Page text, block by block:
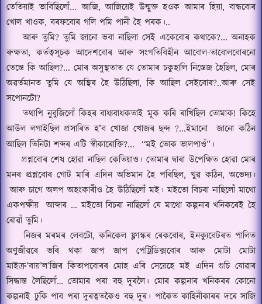
তেতিয়াই ভাবিছিলোঁ...আজি,আজিয়েই উন্মুক্ত হওক আমাৰ হিয়া,বান্ধবোৰ
খোল খাওক,বৰফবোৰ গলি পমি পানী হৈ পৰক।..
আৰু তুমি?তুমি জানো ভবা নাছিলা সেই একেবোৰ কথাকে?...অনাহক
ৰুক্ষতা,কর্তত্বসূচক আদেশবোৰ আৰু সংগতিবিহীন আবোল-তাবোলবোৰনো
তেন্তে কি আছিল?... মোৰ অসুস্থতাত যে তোমাৰ চকুহালি নিস্তেজ হৈছিল, মোৰ
অৱর্তমানত তুমি যে অস্থিৰ হৈ উঠিছিলা,কি আছিল সেইবোৰ?..আৰু সেই
সপোনটো?
তথাপি নুবুজিলোঁ কিহৰ বাধ্যবাধকতাই মূক কৰি ৰাখিছিল তোমাক!কিহে
আউল লগাইছিল প্রসাৰিত হ’ব খোজা খোজৰ ছন্দ ?...ইমানো
জানো কঠিন
আছিল তিনিটা শব্দৰ এটি স্বীকাৰোক্তি?... “মই তোক ভালপাওঁ”।
প্রশ্নবোৰ শেষ হোৱা নাছিল কেতিয়াও। তোমাৰ দ্বাৰা উপেক্ষিত হোৱা মোৰ
মনৰ প্র্রশ্নবোৰ গোট মাৰি এদিন অভিমান হৈ পৰিছিল, খুৱ কঠিন,অভেদ্য।
আৰু চাগে অলপ অহংকাৰীও হৈ উঠিছিলোঁ মই। মইতো বিচৰা নাছিলোঁ মাথো
একপক্ষীয় আব্দাৰ …মইতো বিচৰা নাছিলোঁ যে মাথো কল্পনাৰ খনিকৰেই হৈ
ৰোৱাঁ তুমি।
নিজৰ মৰমৰ লেবটো,কনিকেল ফ্লাস্কৰ ৰেকবোৰ,ইনক্যুবেটৰত পালিত
অণুজীৱৰে ভৰি থকা
জাপ জাপ পেট্রিডিক্সবোৰ
আৰু মোটা মোটা
মাইক্র’বায়’ল’জিৰ কিতাপবোৰৰ মোহ এৰি সেয়েহে মই এদিন গুচি যোৱাৰ
সিদ্ধান্ত লৈছিলোঁ… তোমাৰ পৰা বহু দূৰলৈ। মোৰ কল্পনাৰ খনিকৰৰ কোনো
কল্পনাই ঢুকি পাব পৰা দুৰত্বতকৈও বহু দূৰ। পাকৈত কাহিনীকাৰৰ দৰে সাজি